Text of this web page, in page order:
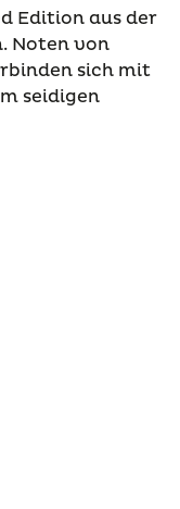
Edition aus der
Noten von
sich mit
seidigen